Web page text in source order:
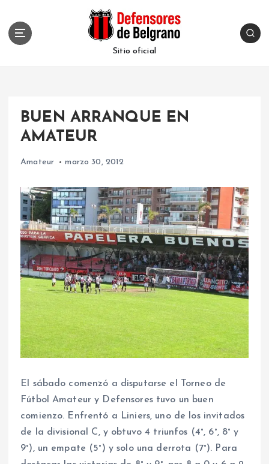
Sitio oficial
BUEN ARRANQUE EN
AMATEUR
Amateur marzo 30, 2012
El sábado comenzó a disputarse el Torneo de
Fútbol Amateur y Defensores tuvo un buen
comienzo. Enfrentó a Liniers, uno de los invitados
de la divisional C, y obtuvo 4 triunfos (4°, 6°, 8° y
9°), un empate (5°) y solo una derrota (7°). Para